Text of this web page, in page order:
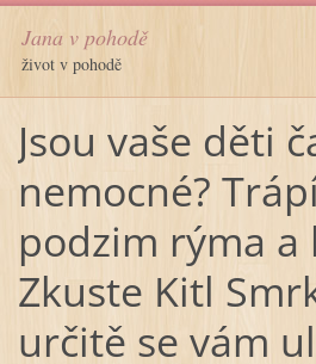
Jana v pohodě
život v pohodě
Jsou vaše děti
nemocné?
podzim rýma a
Zkuste Kitl
určitě se vám